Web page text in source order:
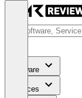
Software
Services